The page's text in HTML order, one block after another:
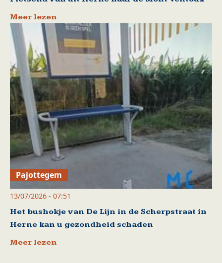
Meer lezen
Pajottegem
13/07/2026 - 07:51
Het bushokje van De Lijn in de Scherpstraat in
Herne kan u gezondheid schaden
Meer lezen